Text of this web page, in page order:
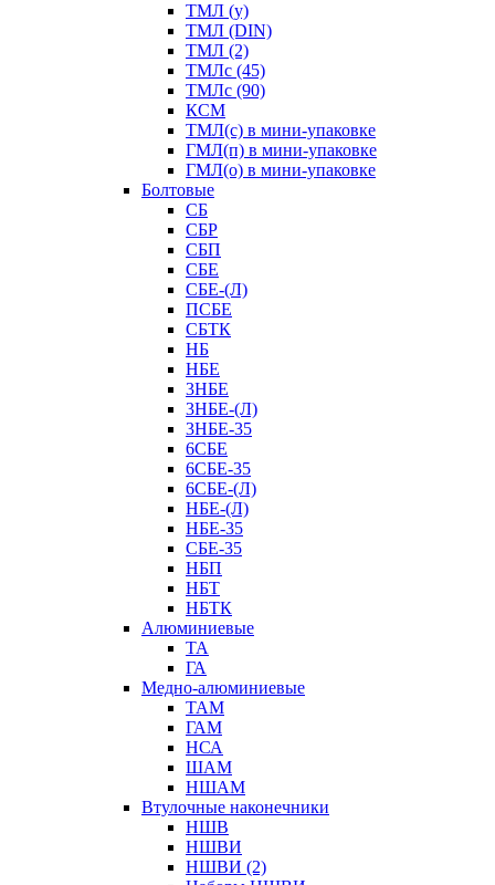
ТМЛ (у)
ТМЛ (DIN)
ТМЛ (2)
ТМЛс (45)
ТМЛс (90)
КСМ
ТМЛ(с) в мини-упаковке
ГМЛ(п) в мини-упаковке
ГМЛ(о) в мини-упаковке
Болтовые
СБ
СБР
СБП
СБЕ
СБЕ-(Л)
ПСБЕ
СБТК
НБ
НБЕ
3НБЕ
3НБЕ-(Л)
3НБЕ-35
6СБЕ
6СБЕ-35
6СБЕ-(Л)
НБЕ-(Л)
НБЕ-35
СБЕ-35
НБП
НБТ
НБТК
Алюминиевые
ТА
ГА
Медно-алюминиевые
ТАМ
ГАМ
НСА
ШАМ
НШАМ
Втулочные наконечники
НШВ
НШВИ
НШВИ (2)